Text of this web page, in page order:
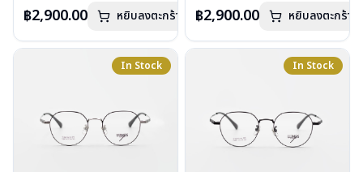
บานพับ : ไม่มีสปริง
อุปกรณ์ : กล่องแว่น , ผ้าเช็ดแว่น
฿2,900.00 หยิบลงตะกร้า
บานพับ : ไม่มีสปริง
อุปกรณ์ : กล่องแว่น , ผ้าเช็ดแว่น
฿2,900.00 หยิบลงตะกร้า
In Stock In Stock